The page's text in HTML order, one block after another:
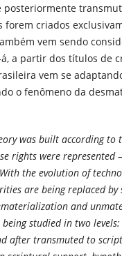
criados
vem sendo
a partir dos títulos de
vem se
o fenômeno da
was built according to
rights were represented
the evolution of
are being replaced
and
studied in two
after transmuted to